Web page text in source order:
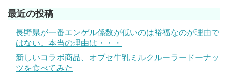
最近の投稿
長野県が一番エンゲル係数が低いのは裕福なのが理由で
はない。本当の理由は・・・
新しいコラボ商品、オブセ牛乳ミルクルーラードーナッ
ツを食べてみた